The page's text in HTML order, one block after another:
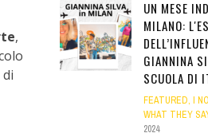
,
UN MESE
MILANO:
GIANNINA
SCUOLA DI
FEATURED, I
WHAT THEY
2024